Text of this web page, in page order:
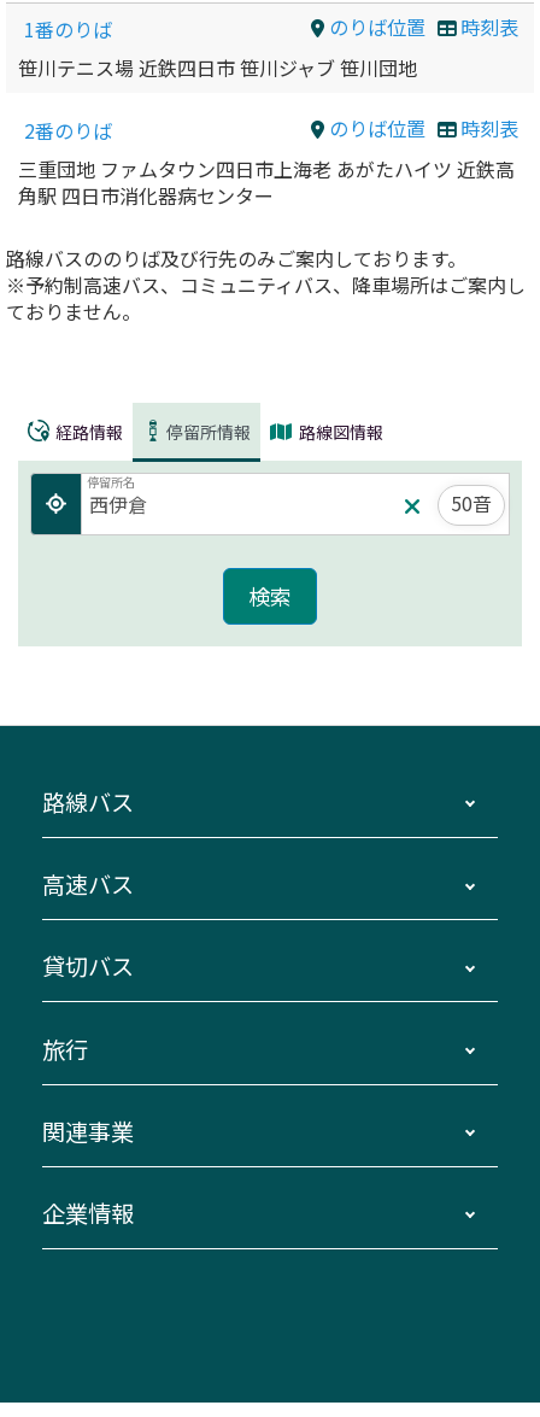
のりば位置 時刻表
1番のりば
笹川テニス場 近鉄四日市 笹川ジャブ 笹川団地
のりば位置 時刻表
2番のりば
三重団地 ファムタウン四日市上海老 あがたハイツ 近鉄高
角駅 四日市消化器病センター
路線バスののりば及び行先のみご案内しております。
※予約制高速バス、コミュニティバス、降車場所はご案内し
ておりません。
経路情報 停留所情報 路線図情報
停留所名
50音
路線バス
主要停留所案内図・時刻表
路線バスのご利用方法
三重交通接近情報バスロケーションシステム
ダイヤ改正情報
迂回・休止について
臨時バスについて
伊勢二見鳥羽周遊バスCANばす
「みえブルーライン」（三重大学病院直通バ
神都ライナー
高速バス
南紀・VISON～横浜・東京・埼玉
伊賀～名古屋
南紀～VISON～名古屋
湯の山温泉～名古屋
桑名・長島温泉・金城ふ頭駅～中部国際空港
（休止中）
お客様駐車場のご案内
貸切バス
貸切バスのご利用について
お問い合わせ
旅行
貸切バス団体旅行
美し国周遊ばす
関連事業
自家用自動車車両運行管理
企業情報